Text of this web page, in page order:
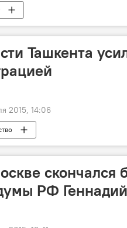
Ташкента
2015, 14:06
скончался
РФ